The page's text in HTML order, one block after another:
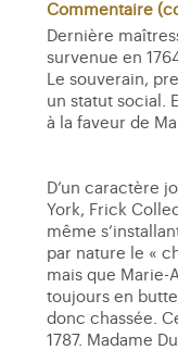
Commentaire
Dernière
survenue en
Le souverain,
un statut social.
à la faveur de
D’un caractère
York, Frick
même
par nature le «
mais que Marie-
toujours en
donc chassée.
1787. Madame